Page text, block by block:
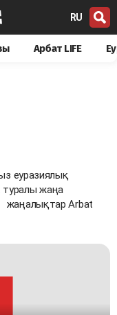
RU
Арбат LIFE
еуразиялық
туралы жаңа
жаңалықтар Arbat